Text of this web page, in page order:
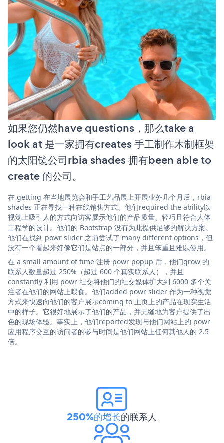
如果您仍然have questions，那么take a
look at 是一家拥有creates 手工制作木制框架
的太阳镜公司rbia shades 拥有been able to
create 的公司。
在 getting 在当地展览会和手工艺品展上开展业务几个月后，rbia
shades 正在寻找一种在线销售方式。他们required the ability以
视觉上吸引人的方式向访客展示他们的产品质量、轻巧且符合人体
工程学的设计。他们的 Bootstrap 没有为此提供足够的解决方案。
他们在找到 powr slider 之前尝试了 many different options，但
没有一个看起来好像它们是站点的一部分，并且笨重且难以使用。
在 a small amount of time 注册 powr popup 后，他们grow 的
联系人数量超过 250%（超过 600 个真实联系人），并且
constantly 利用 powr 社交将他们的社交媒体扩大到 6000 多个关
注者在他们的网站上喂食。他们added powr slider 作为一种视觉
方式来快速向他们的客户展示coming to 主页上的产品在现实生活
中的样子。它很好地展示了他们的产品，并无缝地为客户提供了出
色的现场体验。事实上，他们reported发现与他们网站上的 powr
应用程序交互的访问者的参与时间是他们网站上任何其他人的 2.5
倍。
250%的增长的联系人